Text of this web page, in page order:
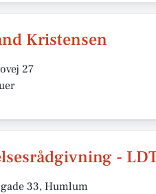
Kristensen
27
-
33, Humlum